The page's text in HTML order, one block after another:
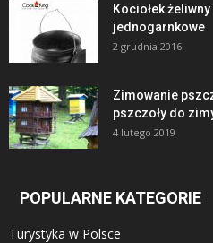
Kociołek
jednogarnkowe
2 grudnia 2016
Zimowanie
pszczoły do
4 lutego 2019
POPULARNE KATEGORIE
Turystyka w Polsce